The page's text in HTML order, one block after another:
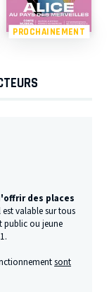
PROCHAINEMENT
des places
est valable sur tous
public ou jeune
sont